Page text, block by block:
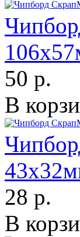
50 р.
В
28 р.
В